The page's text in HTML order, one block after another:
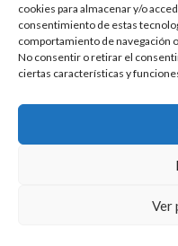
cookies para almacenar y/o
consentimiento de estas
comportamiento de navegación
No consentir o retirar el
ciertas características y
Ver